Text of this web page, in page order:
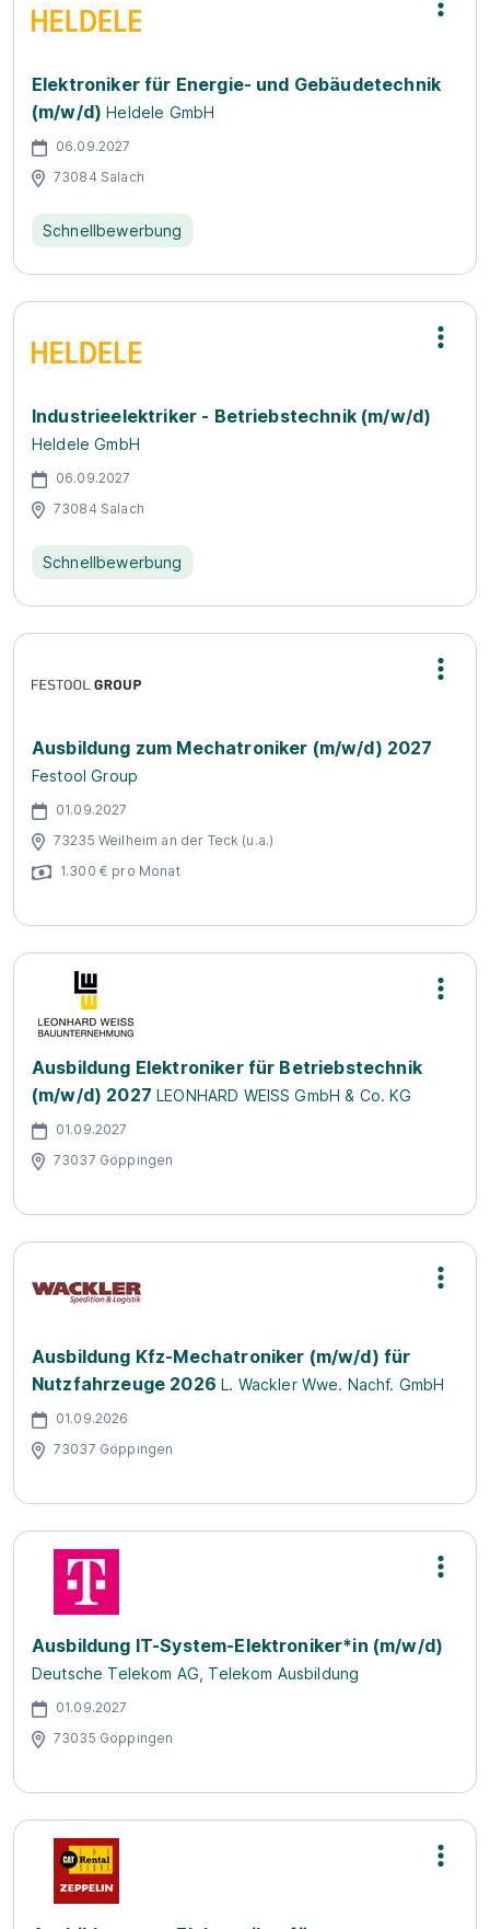
Elektroniker für Energie- und Gebäudetechnik
(m/w/d) Heldele GmbH
06.09.2027
73084 Salach
Schnellbewerbung
In­dus­trie­elek­tri­ker - Be­triebs­tech­nik (m/w/d)
Heldele GmbH
06.09.2027
73084 Salach
Schnellbewerbung
Ausbildung zum Mechatroniker (m/w/d) 2027
Festool Group
01.09.2027
73235 Weilheim an der Teck (u.a.)
1.300 € pro Monat
Ausbildung Elektroniker für Betriebstechnik
(m/w/d) 2027 LEONHARD WEISS GmbH & Co. KG
01.09.2027
73037 Göppingen
Ausbildung Kfz-Mechatroniker (m/w/d) für
Nutzfahrzeuge 2026 L. Wackler Wwe. Nachf. GmbH
01.09.2026
73037 Göppingen
Ausbildung IT-System-Elektroniker*in (m/w/d)
Deutsche Telekom AG, Telekom Ausbildung
01.09.2027
73035 Göppingen